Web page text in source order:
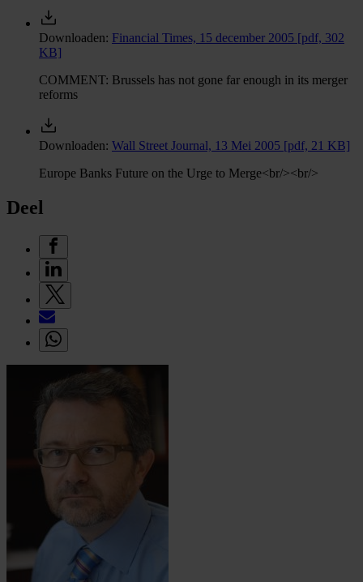
Downloaden: Financial Times, 15 december 2005 [pdf, 302
KB]
COMMENT: Brussels has not gone far enough in its merger
reforms
Downloaden: Wall Street Journal, 13 Mei 2005 [pdf, 21 KB]
Europe Banks Future on the Urge to Merge<br/><br/>
Deel